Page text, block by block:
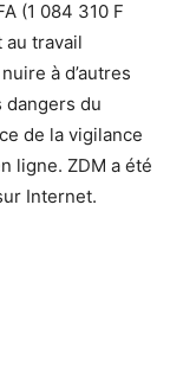
(1 084 310 F
au travail
à d’autres
dangers du
de la vigilance
ligne. ZDM a été
Internet.